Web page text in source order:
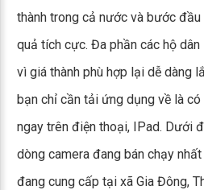
thành trong cả nước và bước
quả tích cực. Đa phần các hộ
vì giá thành phù hợp lại dễ dàng
bạn chỉ cần tải ứng dụng về là
ngay trên điện thoại, IPad. Dưới
dòng camera đang bán chạy
đang cung cấp tại xã Gia Đông,